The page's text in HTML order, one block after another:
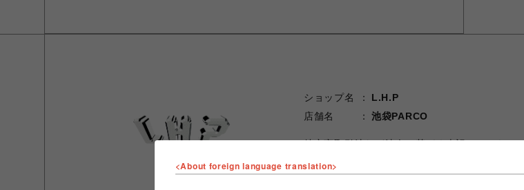
ショップ名
L.H.P
店舗名
池袋PARCO
特定商取引法など法令に基づく表記はこちら
ショップお問い合わせは
<About foreign language translation>